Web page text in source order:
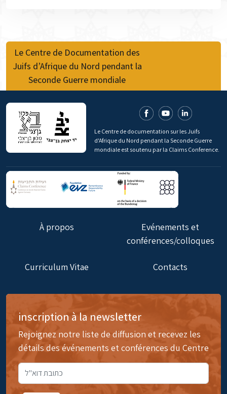
Le Centre de Documentation des
Juifs d’Afrique du Nord pendant la
Seconde Guerre mondiale
Le Centre de documentation sur les Juifs
d'Afrique du Nord pendant la Seconde Guerre
mondiale est soutenu par la Claims Conference.
À propos
Evénements et
conférences/colloques
Curriculum Vitae Contacts
inscription à la newsletter
Rejoignez notre liste de diffusion et recevez les
détails des événements et conférences du Centre